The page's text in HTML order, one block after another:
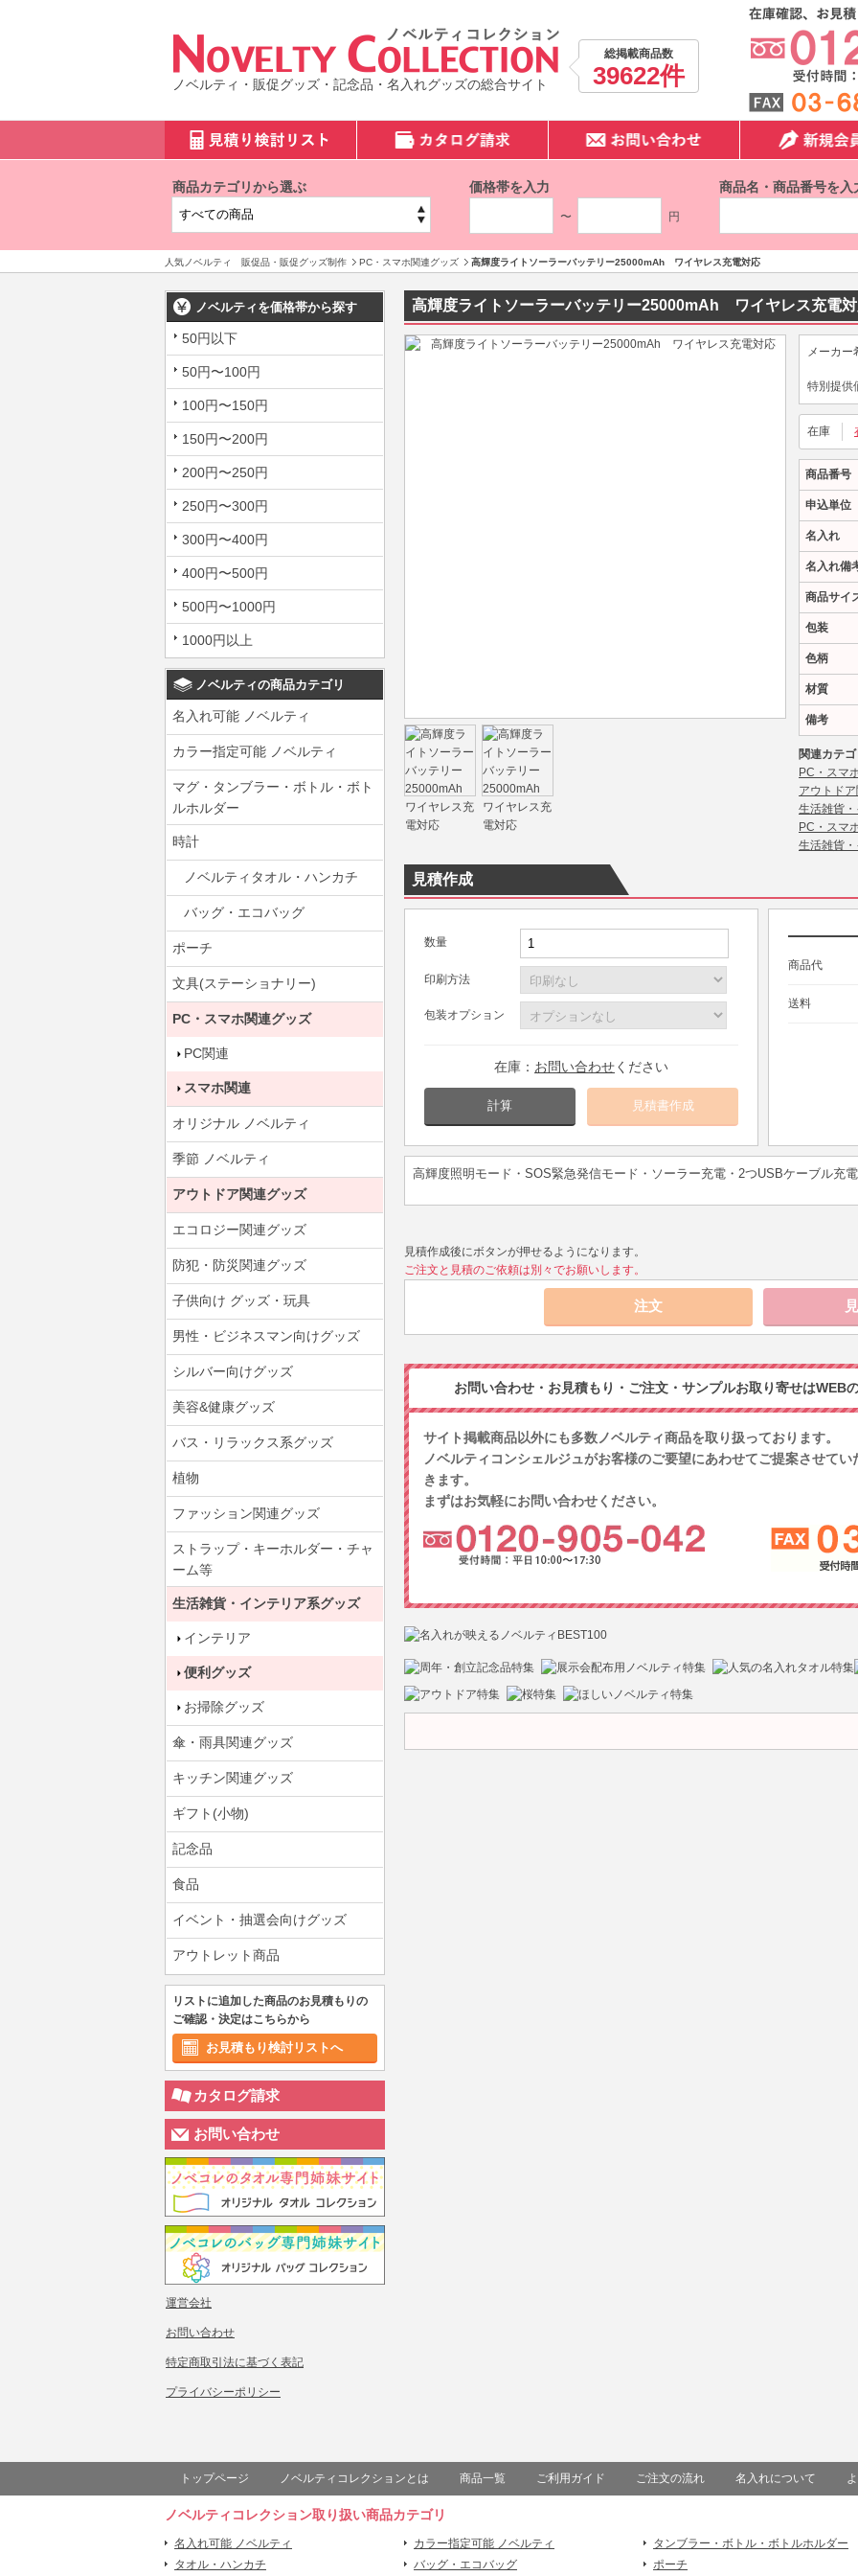
ノベルティ・販促グッズ・記念品・名入れグッズの総合サイト
総掲載商品数
39622件
商品カテゴリから選ぶ 価格帯を入力
〜 円
商品名・商品番号を入
人気ノベルティ 販促品・販促グッズ制作 PC・スマホ関連グッズ 高輝度ライトソーラーバッテリー25000mAh ワイヤレス充電対応
ノベルティを価格帯から探す
50円以下
50円〜100円
100円〜150円
150円〜200円
200円〜250円
250円〜300円
300円〜400円
400円〜500円
500円〜1000円
1000円以上
ノベルティの商品カテゴリ
名入れ可能 ノベルティ
カラー指定可能 ノベルティ
マグ・タンブラー・ボトル・ボト
ルホルダー
時計
ノベルティタオル・ハンカチ
バッグ・エコバッグ
ポーチ
文具(ステーショナリー)
PC・スマホ関連グッズ
PC関連
スマホ関連
オリジナル ノベルティ
季節 ノベルティ
アウトドア関連グッズ
エコロジー関連グッズ
防犯・防災関連グッズ
子供向け グッズ・玩具
男性・ビジネスマン向けグッズ
シルバー向けグッズ
美容&健康グッズ
バス・リラックス系グッズ
植物
ファッション関連グッズ
ストラップ・キーホルダー・チャ
ーム等
生活雑貨・インテリア系グッズ
インテリア
便利グッズ
お掃除グッズ
傘・雨具関連グッズ
キッチン関連グッズ
ギフト(小物)
記念品
食品
イベント・抽選会向けグッズ
アウトレット商品
リストに追加した商品のお見積もりの
ご確認・決定はこちらから
お見積もり検討リストへ
カタログ請求
お問い合わせ
運営会社
お問い合わせ
特定商取引法に基づく表記
プライバシーポリシー
高輝度ライトソーラーバッテリー25000mAh ワイヤレス充電
メーカー
特別提供
在庫
商品番号
申込単位
名入れ
名入れ備
商品サイ
包装
色柄
材質
備考
関連カテゴ
PC・スマ
アウトド
生活雑貨
PC・スマ
生活雑貨
見積作成
数量
印刷方法
包装オプション
在庫： お問い合わせください
計算
商品代
送料
高輝度照明モード・SOS緊急発信モード・ソーラー充電・2つUSBケーブル充電
見積作成後にボタンが押せるようになります。
ご注文と見積のご依頼は別々でお願いします。
お問い合わせ・お見積もり・ご注文・サンプルお取り寄せはWEB
サイト掲載商品以外にも多数ノベルティ商品を取り扱っております。
ノベルティコンシェルジュがお客様のご要望にあわせてご提案させてい
きます。
まずはお気軽にお問い合わせください。
トップページ ノベルティコレクションとは 商品一覧 ご利用ガイド ご注文の流れ 名入れについて
ノベルティコレクション取り扱い商品カテゴリ
名入れ可能 ノベルティ カラー指定可能 ノベルティ タンブラー・ボトル・ボトルホルダー
タオル・ハンカチ
バッグ・エコバッグ ポーチ